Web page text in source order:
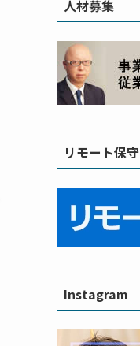
人材募集
リモート保守
Instagram